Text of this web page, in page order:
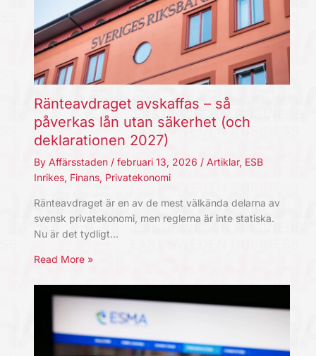
Ränteavdraget avskaffas – så
påverkas lån utan säkerhet (och
deklarationen 2027)
By Affärsstaden / februari 13, 2026 / Artiklar, ESB
Inrikes, Finans, Privatekonomi
Ränteavdraget är en av de mest välkända delarna av
svensk privatekonomi, men reglerna är inte statiska.
Nu är det tydligt…
Read More »